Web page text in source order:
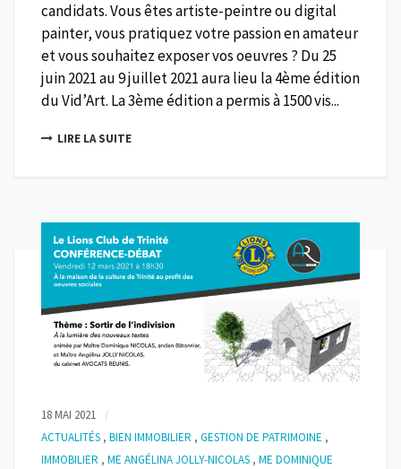
candidats. Vous êtes artiste-peintre ou digital
painter, vous pratiquez votre passion en amateur
et vous souhaitez exposer vos oeuvres ? Du 25
juin 2021 au 9 juillet 2021 aura lieu la 4ème édition
du Vid’Art. La 3ème édition a permis à 1500 vis...
LIRE LA SUITE
18 MAI 2021
ACTUALITÉS , BIEN IMMOBILIER , GESTION DE PATRIMOINE ,
IMMOBILIER , ME ANGÉLINA JOLLY-NICOLAS , ME DOMINIQUE